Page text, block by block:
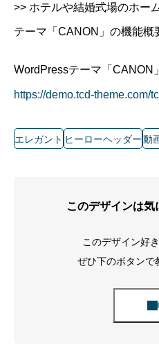
>> ホテルや結婚式場のホー
テーマ「CANON」の機能概
WordPressテーマ「CANON
https://demo.tcd-theme.com/
エレガント ヒーローヘッダー動
このデザインは気
このデザイン好
ぜひ下のボタンで